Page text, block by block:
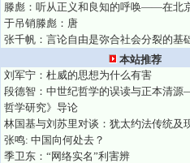
滕彪：听从正义和良知的呼唤——在北
于吊销滕彪：唐
张千帆：言论自由是弥合社会分裂的基
本站推荐
刘军宁：杜威的思想为什么有害
段德智：中世纪哲学的误读与正本清
哲学研究》导论
林国基与刘苏里对谈：犹太约法传统及
张鸣: 中国向何处去？
季卫东：“网络实名”利害辨